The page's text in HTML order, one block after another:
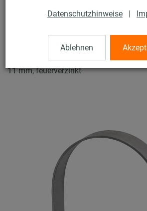
Datenschutzhinweise |
Ablehnen
Bügelschelle ohne Einlage, 76,1 mm,
11 mm, feuerverzinkt